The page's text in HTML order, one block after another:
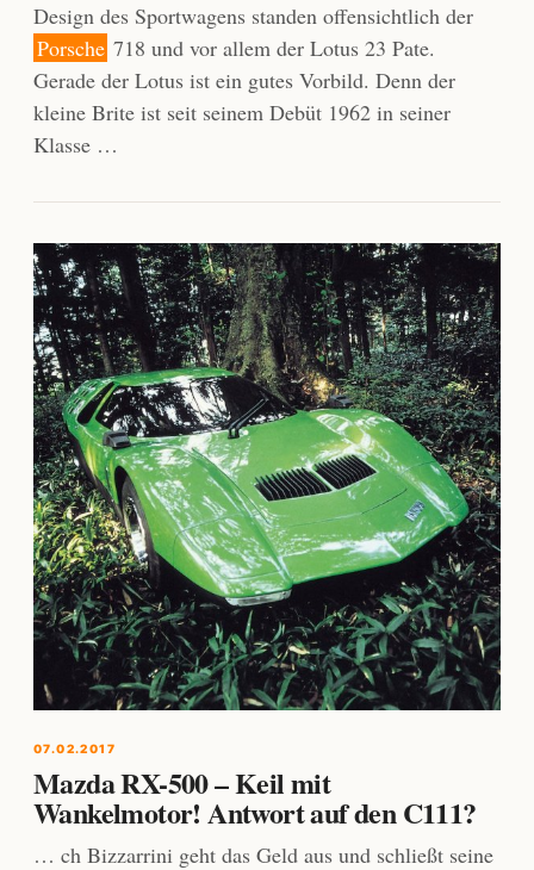
Design des Sportwagens standen offensichtlich der
Porsche 718 und vor allem der Lotus 23 Pate.
Gerade der Lotus ist ein gutes Vorbild. Denn der
kleine Brite ist seit seinem Debüt 1962 in seiner
Klasse …
07.02.2017
Mazda RX-500 – Keil mit
Wankelmotor! Antwort auf den C111?
… ch Bizzarrini geht das Geld aus und schließt seine